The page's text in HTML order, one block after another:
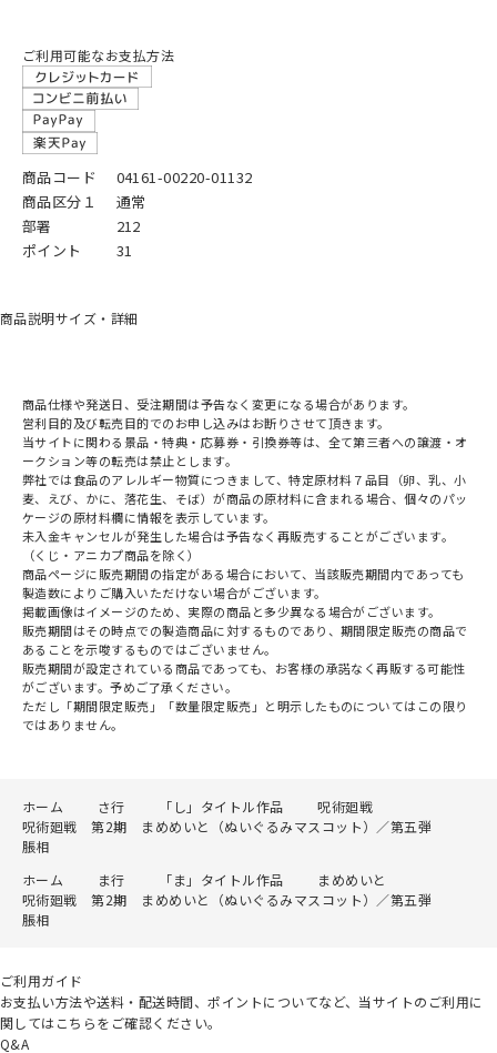
ご利用可能なお支払方法
商品コード
04161-00220-01132
商品区分１
通常
部署
212
ポイント
31
商品説明サイズ・詳細
商品仕様や発送日、受注期間は予告なく変更になる場合があります。
営利目的及び転売目的でのお申し込みはお断りさせて頂きます。
当サイトに関わる景品・特典・応募券・引換券等は、全て第三者への譲渡・オ
ークション等の転売は禁止とします。
弊社では食品のアレルギー物質につきまして、特定原材料７品目（卵、乳、小
麦、えび、かに、落花生、そば）が商品の原材料に含まれる場合、個々のパッ
ケージの原材料欄に情報を表示しています。
未入金キャンセルが発生した場合は予告なく再販売することがございます。
（くじ・アニカプ商品を除く）
商品ページに販売期間の指定がある場合において、当該販売期間内であっても
製造数によりご購入いただけない場合がございます。
掲載画像はイメージのため、実際の商品と多少異なる場合がございます。
販売期間はその時点での製造商品に対するものであり、期間限定販売の商品で
あることを示唆するものではございません。
販売期間が設定されている商品であっても、お客様の承諾なく再販する可能性
がございます。予めご了承ください。
ただし「期間限定販売」「数量限定販売」と明示したものについてはこの限り
ではありません。
ホーム さ行 「し」タイトル作品
呪術廻戦
呪術廻戦 第2期 まめめいと（ぬいぐるみマスコット）／第五弾
脹相
ホーム
ま行 「ま」タイトル作品
まめめいと
呪術廻戦 第2期 まめめいと（ぬいぐるみマスコット）／第五弾
脹相
ご利用ガイド
お支払い方法や送料・配送時間、ポイントについてなど、当サイトのご利用に
関してはこちらをご確認ください。
Q&A